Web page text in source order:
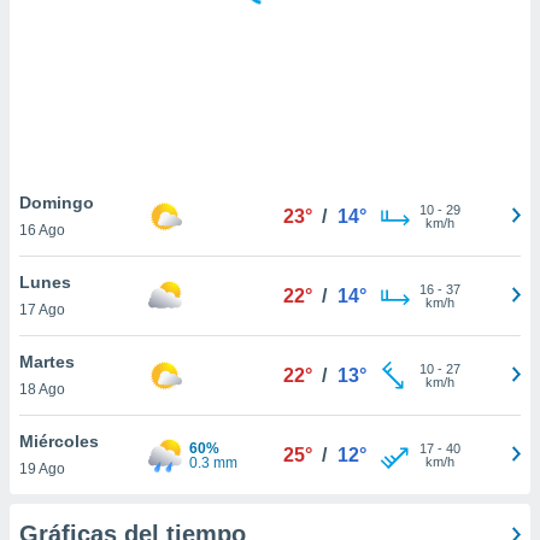
similares
como
sitio
de
traten tus
en
interés
su
Domingo
16 Ago
23° / 14° 10- 29
km/h
Lunes
17 Ago
22° / 14° 16- 37
km/h
Martes
18 Ago
22° / 13° 10- 27
km/h
Miércoles
19 Ago
60%
0.3 mm
25° / 12° 17- 40
km/h
Gráficas del tiempo